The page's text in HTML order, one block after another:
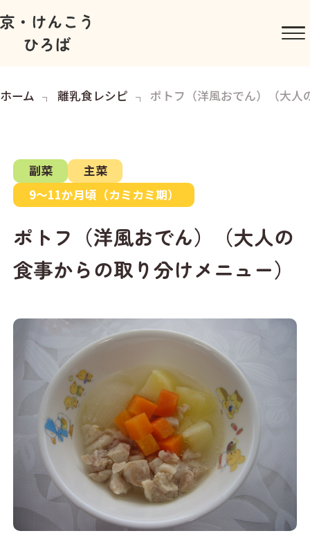
ホーム 離乳食レシピ ポトフ（洋風おでん）（大
副菜
主菜
9～11か月頃（カミカミ期）
ポトフ（洋風おでん）（大人の
食事からの取り分けメニュー）